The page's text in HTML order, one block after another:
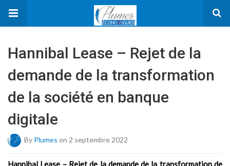
Hannibal Lease – Rejet de la
demande de la transformation
de la société en banque
digitale
By Plumes on 2 septembre 2022
Hannibal Lease – Rejet de la demande de la transformation de